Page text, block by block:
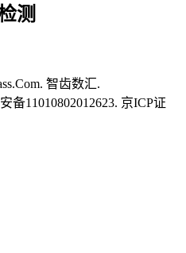
测
智齿数汇.
备11010802012623. 京ICP证